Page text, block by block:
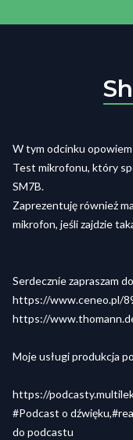
W tym odcinku
Test mikrofonu, który
SM7B.
Zaprezentuję również
mikrofon, jeśli zajdzie
Serdecznie zapraszam
https://www.ceneo.pl/
https://
Moje usługi produkcja
https://
#Podcast o
do podcastu